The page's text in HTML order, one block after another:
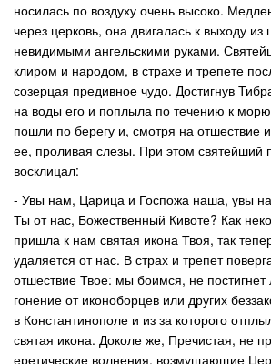
носилась по воздуху очень высоко.
через церковь, она двигалась к выходу из
невидимыми ангельскими руками.
клиром и народом, в страхе и трепете
созерцая предивное чудо. Достигнув
на воды его и поплыла по течению к
пошли по берегу и, смотря на отшествие
ее, проливая слезы. При этом святейший
восклицал:
- Увы нам, Царица и Госпожа наша, увы
Ты от нас, Божественный Кивоте? Как
пришла к нам святая икона Твоя, так
удаляется от нас. В страх и трепет
отшествие Твое: мы боимся, не постигнет
гонение от иконоборцев или других
в Константинополе и из за которого
святая икона. Доколе же, Пречистая, не
еретические волнения, возмущающие